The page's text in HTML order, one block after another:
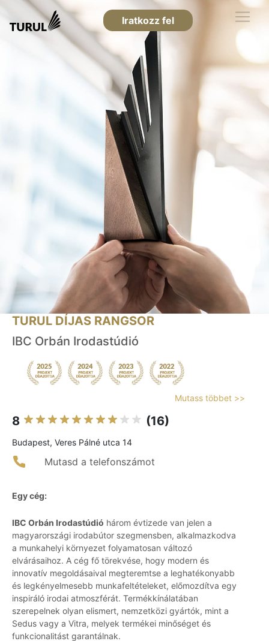
Iratkozz fel
TURUL DÍJAS RANGSOR
IBC Orbán Irodastúdió
Mutass többet >>
8 (16)
Budapest, Veres Pálné utca 14
Mutasd a telefonszámot
Egy cég:
IBC Orbán Irodastúdió három évtizede van jelen a
magyarországi irodabútor szegmensben, alkalmazkodva
a munkahelyi környezet folyamatosan változó
elvárásaihoz. A cég fő törekvése, hogy modern és
innovatív megoldásaival megteremtse a leghatékonyabb
és legkényelmesebb munkafeltételeket, előmozdítva egy
inspiráló irodai atmoszférát. Termékkínálatában
szerepelnek olyan elismert, nemzetközi gyártók, mint a
Sedus vagy a Vitra, melyek termékei minőséget és
funkcionalitást garantálnak.